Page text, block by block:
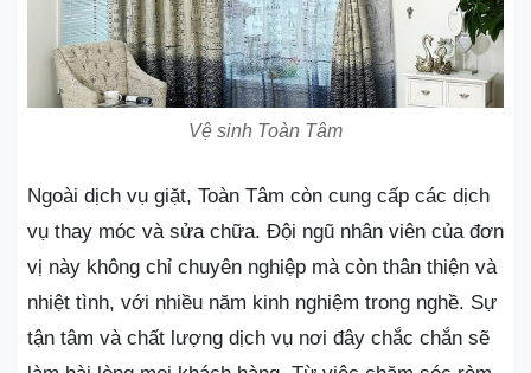
Vệ sinh Toàn Tâm
Ngoài dịch vụ giặt, Toàn Tâm còn cung cấp các dịch
vụ thay móc và sửa chữa. Đội ngũ nhân viên của đơn
vị này không chỉ chuyên nghiệp mà còn thân thiện và
nhiệt tình, với nhiều năm kinh nghiệm trong nghề. Sự
tận tâm và chất lượng dịch vụ nơi đây chắc chắn sẽ